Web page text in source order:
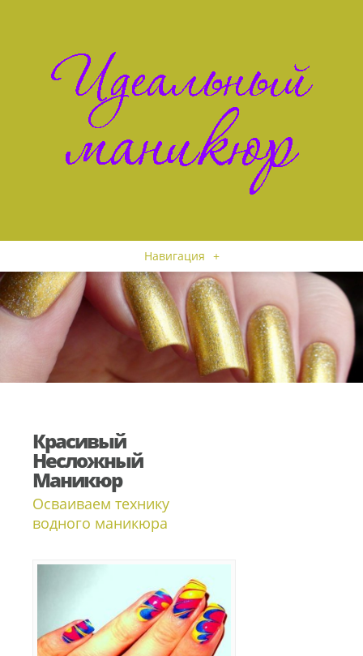
Навигация +
Красивый
Несложный
Маникюр
Осваиваем технику
водного маникюра